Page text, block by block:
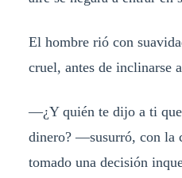
El hombre rió con
cruel, antes de inclinarse
—¿Y quién te dijo a ti que
dinero? —susurró, con la
tomado una decisión